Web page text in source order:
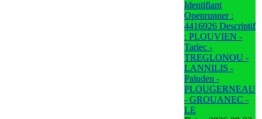
Identifiant
Openrunner :
4416926 Descriptif
: PLOUVIEN -
Tariec -
TREGLONOU -
LANNILIS -
Paluden -
PLOUGERNEAU
- GROUANEC -
LE